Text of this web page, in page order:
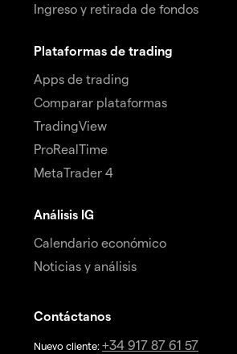
Ingreso y retirada de fondos
Plataformas de trading
Apps de trading
Comparar plataformas
TradingView
ProRealTime
MetaTrader 4
Análisis IG
Calendario económico
Noticias y análisis
Contáctanos
Nuevo cliente: +34 917 87 61 57